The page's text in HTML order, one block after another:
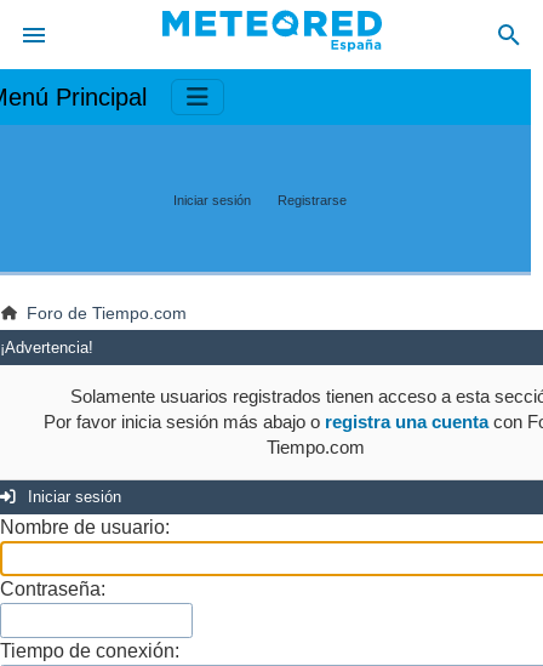
Principal
Iniciar sesión Registrarse
Foro de Tiempo.com
¡Advertencia!
Solamente usuarios registrados tienen acceso a esta
Por favor inicia sesión más abajo o registra una cuentacon
Tiempo.com
Iniciar sesión
Nombre de usuario:
Contraseña:
Tiempo de conexión: